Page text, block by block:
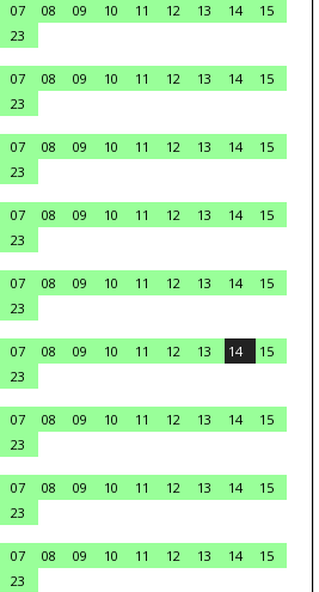
07 08 09 10 11 12 13 14
15
23
07 08 09 10 11 12 13 14
15
23
07 08 09 10 11 12 13 14
15
23
07 08 09 10 11 12 13 14
15
23
07 08 09 10 11 12 13 14
15
23
07 08 09 10 11 12 13 14
15
23
07 08 09 10 11 12 13 14
15
23
07 08 09 10 11 12 13 14
15
23
07 08 09 10 11 12 13 14
15
23